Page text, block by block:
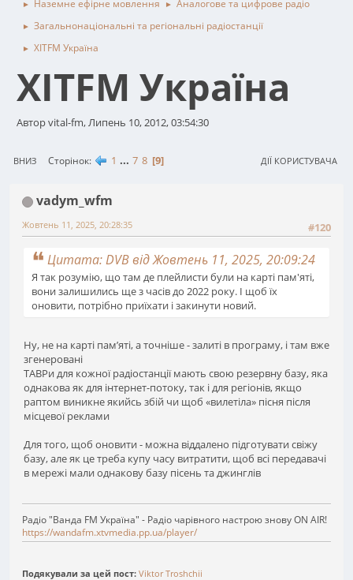
► Наземне ефірне мовлення ► Аналогове та цифрове радіо
► Загальнонаціональні та регіональні радіостанції
► ХІТFM Україна
ХІТFM Україна
Автор vital-fm, Липень 10, 2012, 03:54:30
ВНИЗ Сторінок 1 ... 7 8 9 ДІЇ КОРИСТУВАЧА
vadym_wfm
#120
Жовтень 11, 2025, 20:28:35
Цитата: DVB від Жовтень 11, 2025, 20:09:24
Я так розумію, що там де плейлисти були на карті пам'яті,
вони залишились ще з часів до 2022 року. І щоб їх
оновити, потрібно приїхати і закинути новий.
Ну, не на карті памʼяті, а точніше - залиті в програму, і там вже
згенеровані
ТАВРи для кожної радіостанції мають свою резервну базу, яка
однакова як для інтернет-потоку, так і для регіонів, якщо
раптом виникне якийсь збій чи щоб «вилетіла» пісня після
місцевої реклами
Для того, щоб оновити - можна віддалено підготувати свіжу
базу, але як це треба купу часу витратити, щоб всі передавачі
в мережі мали однакову базу пісень та джинглів
Радіо "Ванда FM Україна" - Радіо чарівного настрою знову ON AIR!
https://wandafm.xtvmedia.pp.ua/player/
Подякували за цей пост: Viktor Troshchii